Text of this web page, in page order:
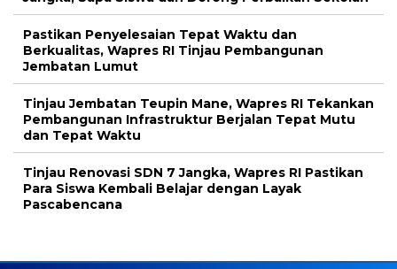
Pastikan Penyelesaian Tepat Waktu dan
Berkualitas, Wapres RI Tinjau Pembangunan
Jembatan Lumut
Tinjau Jembatan Teupin Mane, Wapres RI Tekankan
Pembangunan Infrastruktur Berjalan Tepat Mutu
dan Tepat Waktu
Tinjau Renovasi SDN 7 Jangka, Wapres RI Pastikan
Para Siswa Kembali Belajar dengan Layak
Pascabencana